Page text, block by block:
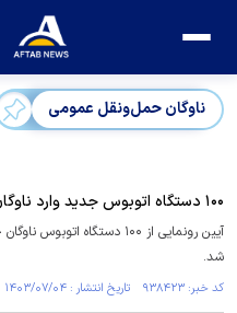
ناوگان حمل‌ونقل عمومی
۱۰۰ دستگاه اتوبوس جدید وارد ناوگان حمل‌ونقل عمومی تهران شد
آیین رونمایی از ۱۰۰ دستگاه
شد.
کد خبر: ۹۳۸۴۲۳ تاریخ انتشار : ۱۴۰۳/۰۷/۰۴